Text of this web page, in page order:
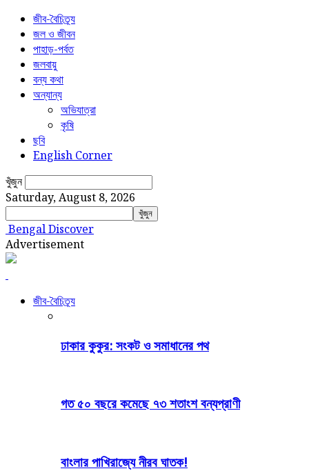
জীব-বৈচিত্র্য
জল ও জীবন
পাহাড়-পর্বত
জলবায়ু
বন্য কথা
অন্যান্য
অভিযাত্রা
কৃষি
ছবি
English Corner
খুঁজুন
Saturday, August 8, 2026
Bengal Discover
Advertisement
জীব-বৈচিত্র্য
ঢাকার কুকুর: সংকট ও সমাধানের পথ
গত ৫০ বছরে কমেছে ৭৩ শতাংশ বন্যপ্রাণী
বাংলার পাখিরাজ্যে নীরব ঘাতক!